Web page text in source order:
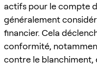
actifs pour le compte
généralement
financier. Cela
conformité,
contre le blanchiment,